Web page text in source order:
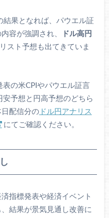
結果となれば、パウエル証
容が強調され、
ドル高円
スト予想も出てきていま
の米CPIやパウエル証言
予想と円高予想のどちら
配信分のドル円アナリス
にてご確認ください。
指標発表や経済イベント
結果が景気見通し改善に